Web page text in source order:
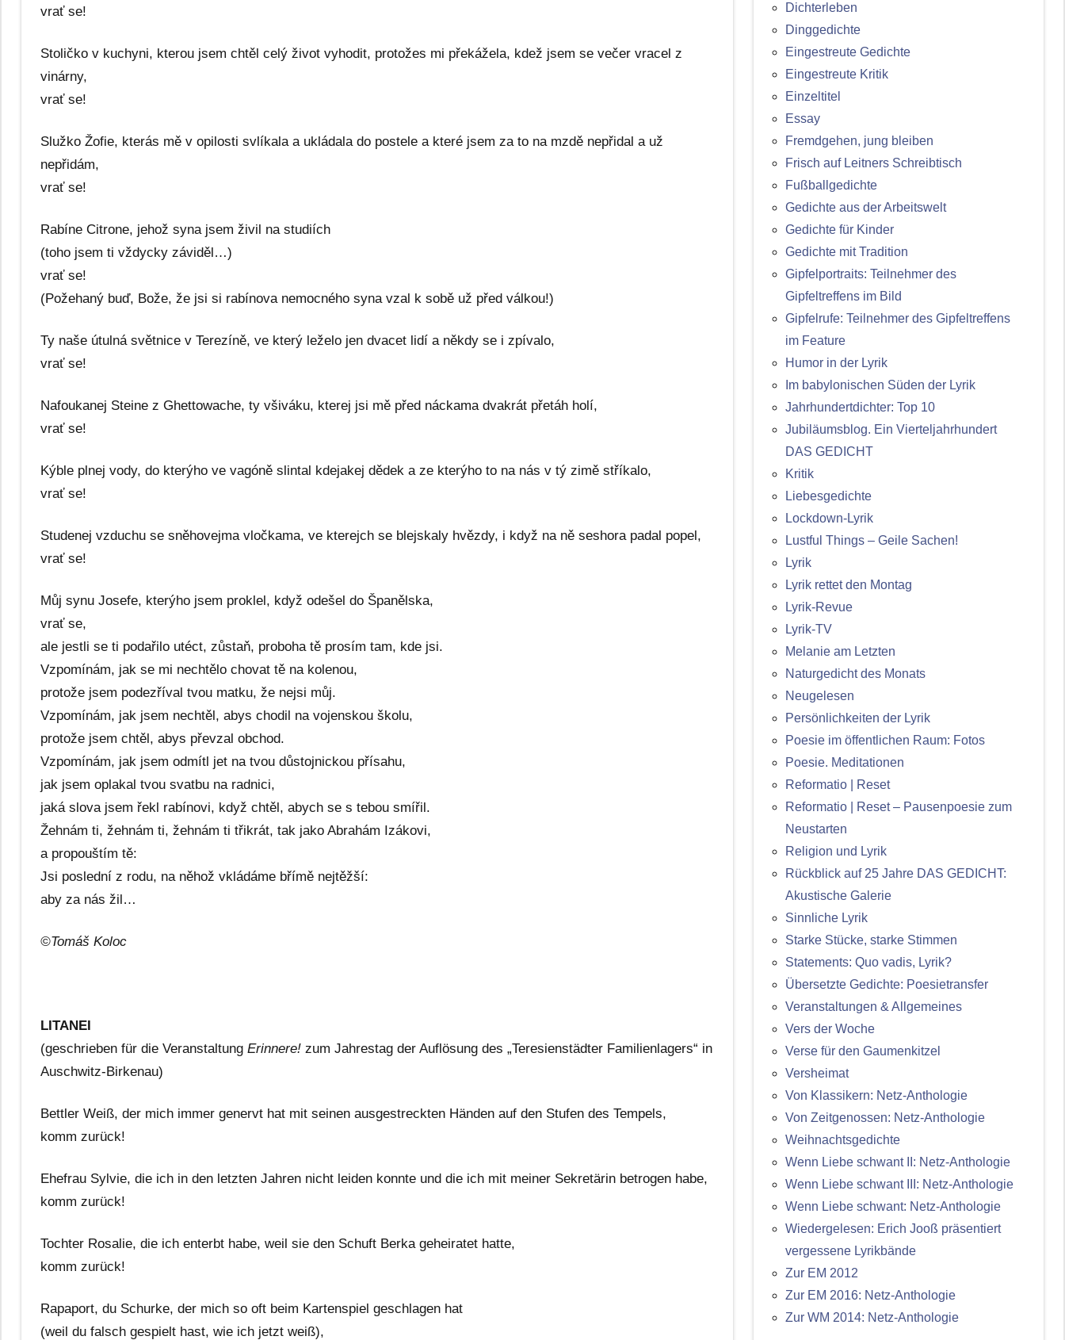
vrať se!
Stoličko v kuchyni, kterou jsem chtěl celý život vyhodit, protožes mi překážela, kdež jsem se večer vracel z
vinárny,
vrať se!
Služko Žofie, kterás mě v opilosti svlíkala a ukládala do postele a které jsem za to na mzdě nepřidal a už
nepřidám,
vrať se!
Rabíne Citrone, jehož syna jsem živil na studiích
(toho jsem ti vždycky záviděl…)
vrať se!
(Požehaný buď, Bože, že jsi si rabínova nemocného syna vzal k sobě už před válkou!)
Ty naše útulná světnice v Terezíně, ve který leželo jen dvacet lidí a někdy se i zpívalo,
vrať se!
Nafoukanej Steine z Ghettowache, ty všiváku, kterej jsi mě před náckama dvakrát přetáh holí,
vrať se!
Kýble plnej vody, do kterýho ve vagóně slintal kdejakej dědek a ze kterýho to na nás v tý zimě stříkalo,
vrať se!
Studenej vzduchu se sněhovejma vločkama, ve kterejch se blejskaly hvězdy, i když na ně seshora padal popel,
vrať se!
Můj synu Josefe, kterýho jsem proklel, když odešel do Španělska,
vrať se,
ale jestli se ti podařilo utéct, zůstaň, proboha tě prosím tam, kde jsi.
Vzpomínám, jak se mi nechtělo chovat tě na kolenou,
protože jsem podezříval tvou matku, že nejsi můj.
Vzpomínám, jak jsem nechtěl, abys chodil na vojenskou školu,
protože jsem chtěl, abys převzal obchod.
Vzpomínám, jak jsem odmítl jet na tvou důstojnickou přísahu,
jak jsem oplakal tvou svatbu na radnici,
jaká slova jsem řekl rabínovi, když chtěl, abych se s tebou smířil.
Žehnám ti, žehnám ti, žehnám ti třikrát, tak jako Abrahám Izákovi,
a propouštím tě:
Jsi poslední z rodu, na něhož vkládáme břímě nejtěžší:
aby za nás žil…
©Tomáš Koloc
LITANEI
(geschrieben für die Veranstaltung Erinnere! zum Jahrestag der Auflösung des „Teresienstädter Familienlagers“ in
Auschwitz-Birkenau)
Bettler Weiß, der mich immer genervt hat mit seinen ausgestreckten Händen auf den Stufen des Tempels,
komm zurück!
Ehefrau Sylvie, die ich in den letzten Jahren nicht leiden konnte und die ich mit meiner Sekretärin betrogen habe,
komm zurück!
Tochter Rosalie, die ich enterbt habe, weil sie den Schuft Berka geheiratet hatte,
komm zurück!
Rapaport, du Schurke, der mich so oft beim Kartenspiel geschlagen hat
(weil du falsch gespielt hast, wie ich jetzt weiß),
Dichterleben
Dinggedichte
Eingestreute Gedichte
Eingestreute Kritik
Einzeltitel
Essay
Fremdgehen, jung bleiben
Frisch auf Leitners Schreibtisch
Fußballgedichte
Gedichte aus der Arbeitswelt
Gedichte für Kinder
Gedichte mit Tradition
Gipfelportraits: Teilnehmer des
Gipfeltreffens im Bild
Gipfelrufe: Teilnehmer des Gipfeltreffens
im Feature
Humor in der Lyrik
Im babylonischen Süden der Lyrik
Jahrhundertdichter: Top 10
Jubiläumsblog. Ein Vierteljahrhundert
DAS GEDICHT
Kritik
Liebesgedichte
Lockdown-Lyrik
Lustful Things – Geile Sachen!
Lyrik
Lyrik rettet den Montag
Lyrik-Revue
Lyrik-TV
Melanie am Letzten
Naturgedicht des Monats
Neugelesen
Persönlichkeiten der Lyrik
Poesie im öffentlichen Raum: Fotos
Poesie. Meditationen
Reformatio | Reset
Reformatio | Reset – Pausenpoesie zum
Neustarten
Religion und Lyrik
Rückblick auf 25 Jahre DAS GEDICHT:
Akustische Galerie
Sinnliche Lyrik
Starke Stücke, starke Stimmen
Statements: Quo vadis, Lyrik?
Übersetzte Gedichte: Poesietransfer
Veranstaltungen & Allgemeines
Vers der Woche
Verse für den Gaumenkitzel
Versheimat
Von Klassikern: Netz-Anthologie
Von Zeitgenossen: Netz-Anthologie
Weihnachtsgedichte
Wenn Liebe schwant II: Netz-Anthologie
Wenn Liebe schwant III: Netz-Anthologie
Wenn Liebe schwant: Netz-Anthologie
Wiedergelesen: Erich Jooß präsentiert
vergessene Lyrikbände
Zur EM 2012
Zur EM 2016: Netz-Anthologie
Zur WM 2014: Netz-Anthologie